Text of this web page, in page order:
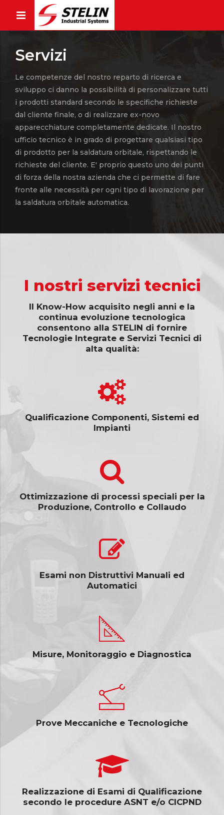
Servizi
Le competenze del nostro reparto di ricerca e
sviluppo ci danno la possibilità di personalizzare tutti
i prodotti standard secondo le specifiche richieste
dal cliente finale, o di realizzare ex-novo
apparecchiature completamente dedicate. Il nostro
ufficio tecnico è in grado di progettare qualsiasi tipo
di prodotto per la saldatura orbitale, rispettando le
richieste del cliente. E' proprio questo uno dei punti
di forza della nostra azienda che ci permette di fare
fronte alle necessità per ogni tipo di lavorazione per
la saldatura orbitale automatica.
I nostri servizi tecnici
Il Know-How acquisito negli anni e la
continua evoluzione tecnologica
consentono alla STELIN di fornire
Tecnologie Integrate e Servizi Tecnici di
alta qualità:
Qualificazione Componenti, Sistemi ed
Impianti
Ottimizzazione di processi speciali per la
Produzione, Controllo e Collaudo
Esami non Distruttivi Manuali ed
Automatici
Misure, Monitoraggio e Diagnostica
Prove Meccaniche e Tecnologiche
Realizzazione di Esami di Qualificazione
secondo le procedure ASNT e/o CICPND